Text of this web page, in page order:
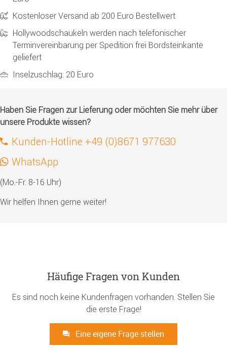
Kostenloser Versand ab 200 Euro Bestellwert
Hollywoodschaukeln werden nach telefonischer
Terminvereinbarung per Spedition frei Bordsteinkante
geliefert
Inselzuschlag: 20 Euro
Haben Sie Fragen zur Lieferung oder möchten Sie mehr über
unsere Produkte wissen?
Kunden-Hotline +49 (0)8671 977630
WhatsApp
(Mo.-Fr. 8-16 Uhr)
Wir helfen Ihnen gerne weiter!
Häufige Fragen von Kunden
Es sind noch keine Kundenfragen vorhanden. Stellen Sie
die erste Frage!
Eine eigene Frage stellen